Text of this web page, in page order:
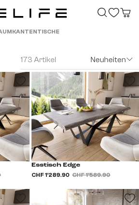
173 Artikel Neuheiten
Esstisch Edge
CHF 1’289.90 CHF 1’589.90